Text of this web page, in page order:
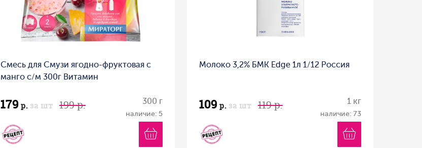
Смесь для Смузи ягодно-фруктовая с
манго с/м 300г Витамин
179р. за шт 199 р. 300 г
наличие: 5
Молоко 3,2% БМК Edge 1л 1/12 Россия
109р. за шт 119 р. 1 кг
наличие: 73